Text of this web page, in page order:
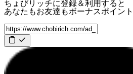
ちょびリッチに登録＆利用すると
あなたもお友達もボーナスポイント